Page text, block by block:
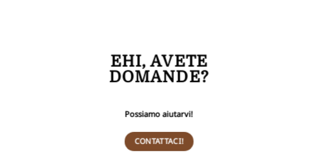
EHI,AVETE
DOMANDE?
Possiamo aiutarvi!
CONTATTACI!